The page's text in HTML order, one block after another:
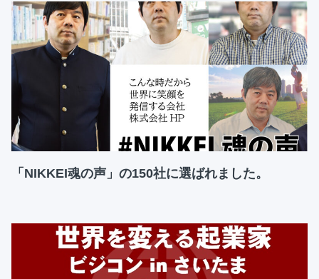
「NIKKEI魂の声」の150社に選ばれました。